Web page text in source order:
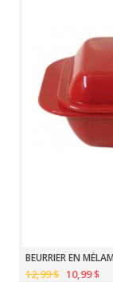
BEURRIER EN
12,99 $ 10,99 $